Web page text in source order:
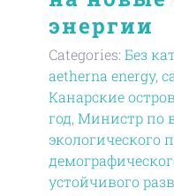
энергии
Categories: Без
aetherna energy,
Канарские
год, Министр по
экологического
устойчивого